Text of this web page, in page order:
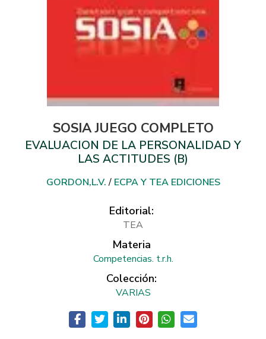
SOSIA JUEGO COMPLETO
EVALUACION DE LA PERSONALIDAD Y
LAS ACTITUDES (B)
GORDON,L.V./ ECPA Y TEA EDICIONES
Editorial:
TEA
Materia
Competencias. t.r.h.
Colección:
VARIAS